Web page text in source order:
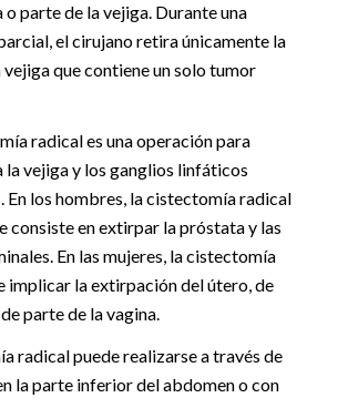
parte de la vejiga. Durante una
el cirujano retira únicamente la
que contiene un solo tumor
radical es una operación para
vejiga y los ganglios linfáticos
En los hombres, la cistectomía radical
consiste en extirpar la próstata y las
En las mujeres, la cistectomía
implicar la extirpación del útero, de
parte de la vagina.
radical puede realizarse a través de
la parte inferior del abdomen o con